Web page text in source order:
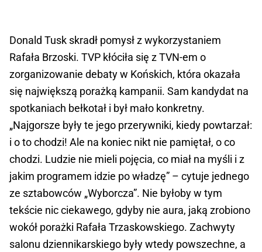
Donald Tusk skradł pomysł z wykorzystaniem
Rafała Brzoski. TVP kłóciła się z TVN-em o
zorganizowanie debaty w Końskich, która okazała
się największą porażką kampanii. Sam kandydat na
spotkaniach bełkotał i był mało konkretny.
„Najgorsze były te jego przerywniki, kiedy powtarzał:
i o to chodzi! Ale na koniec nikt nie pamiętał, o co
chodzi. Ludzie nie mieli pojęcia, co miał na myśli i z
jakim programem idzie po władzę” – cytuje jednego
ze sztabowców „Wyborcza”. Nie byłoby w tym
tekście nic ciekawego, gdyby nie aura, jaką zrobiono
wokół porażki Rafała Trzaskowskiego. Zachwyty
salonu dziennikarskiego były wtedy powszechne, a